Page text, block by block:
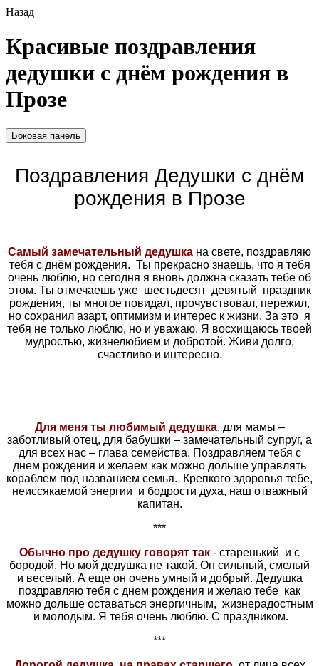
Назад
Красивые поздравления
дедушки с днём рождения в
Прозе
Боковая панель
Поздравления Дедушки с днём
рождения в Прозе
Самый замечательный дедушка на свете, поздравляю
тебя с днём рождения. Ты прекрасно знаешь, что я тебя
очень люблю, но сегодня я вновь должна сказать тебе об
этом. Ты отмечаешь уже шестьдесят девятый праздник
рождения, ты многое повидал, прочувствовал, пережил,
но сохранил азарт, оптимизм и интерес к жизни. За это я
тебя не только люблю, но и уважаю. Я восхищаюсь твоей
мудростью, жизнелюбием и добротой. Живи долго,
счастливо и интересно.
Для меня ты любимый дедушка, для мамы –
заботливый отец, для бабушки – замечательный супруг, а
для всех нас – глава семейства. Поздравляем тебя с
днем рождения и желаем как можно дольше управлять
кораблем под названием семья. Крепкого здоровья тебе,
неиссякаемой энергии и бодрости духа, наш отважный
капитан.
***
Обычно про дедушку говорят так - старенький и с
бородой. Но мой дедушка не такой. Он сильный, смелый
и веселый. А еще он очень умный и добрый. Дедушка
поздравляю тебя с днем рождения и желаю тебе как
можно дольше оставаться энергичным, жизнерадостным
и молодым. Я тебя очень люблю. С праздником.
***